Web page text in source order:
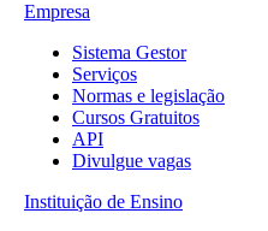
Empresa
Sistema Gestor
Serviços
Normas e legislação
Cursos Gratuitos
API
Divulgue vagas
Instituição de Ensino